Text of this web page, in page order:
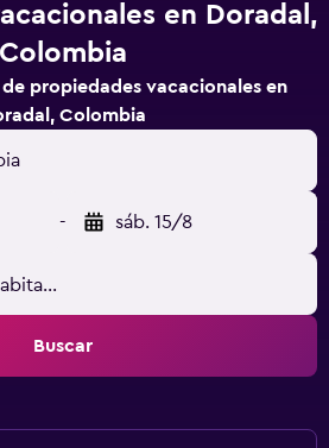
en Doradal,
Colombia
propiedades vacacionales en
Colombia
- sáb. 15/8
Buscar